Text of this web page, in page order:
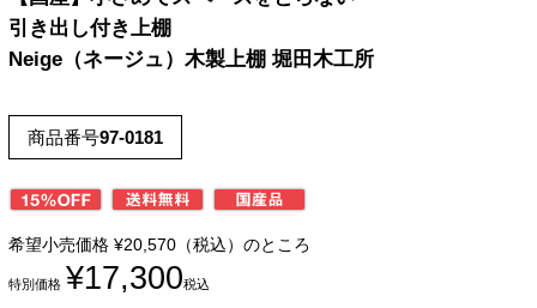
引き出し付き上棚
Neige（ネージュ）木製上棚 堀田木工所
商品番号97-0181
希望小売価格 ¥20,570 （税込）のところ
特別価格 ¥17,300税込